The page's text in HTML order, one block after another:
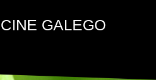
CINE GALEGO